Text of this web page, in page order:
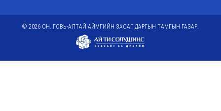
© 2026 ОН. ГОВЬ-АЛТАЙ АЙМГИЙН ЗАСАГ ДАРГЫН ТАМГЫН ГАЗАР.